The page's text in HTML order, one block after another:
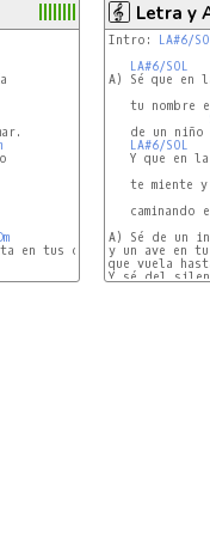
en tus ojos
Letra y
Intro: LA#6/
LA#6/SOL
A) Sé que
tu nombre
de un niño
LA#6/SOL
Y que en
te miente
caminando
A) Sé de un
y un ave en
que vuela
Y sé del